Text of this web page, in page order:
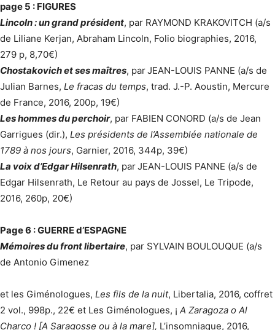
page 5 : FIGURES
Lincoln : un grand président, par RAYMOND KRAKOVITCH (a/s
de Liliane Kerjan, Abraham Lincoln, Folio biographies, 2016,
279 p, 8,70€)
Chostakovich et ses maîtres, parJEAN-LOUIS PANNE (a/s de
Julian Barnes, Le fracas du temps, trad. J.-P. Aoustin, Mercure
de France, 2016, 200p, 19€)
Les hommes du perchoir, par FABIEN CONORD (a/s de Jean
Garrigues (dir.), Les présidents de l’Assemblée nationale de
1789 à nos jours, Garnier, 2016, 344p, 39€)
La voix d’Edgar Hilsenrath, parJEAN-LOUIS PANNE (a/s de
Edgar Hilsenrath, Le Retour au pays de Jossel, Le Tripode,
2016, 260p, 20€)
Page 6 : GUERRE d’ESPAGNE
Mémoires du front libertaire, par SYLVAIN BOULOUQUE (a/s
de Antonio Gimenez
et les Giménologues, Les fils de la nuit, Libertalia, 2016, coffret
2 vol., 998p., 22€ et Les Giménologues, ¡ A Zaragoza o Al
Charco ! [A Saragosse ou à la mare], L’insomniaque, 2016,